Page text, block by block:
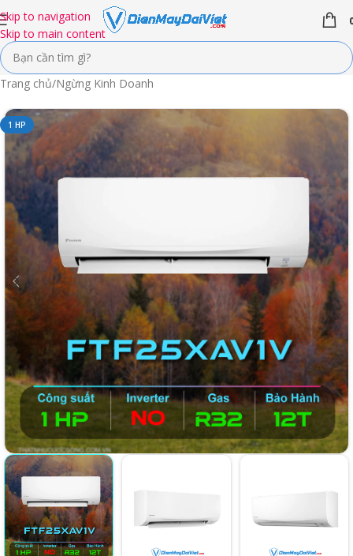
Skip to navigation
Skip to main content
Trang chủ/Ngừng Kinh Doanh
1 HP